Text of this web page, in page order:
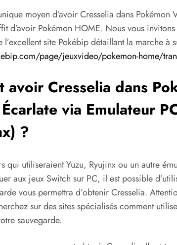
moyen d’avoir Cresselia dans Pokémon
d’avoir Pokémon HOME. Nous vous
l’excellent site Pokébip détaillant la marche à
page/jeuxvideo/pokemon-home/
avoir Cresselia dans
via Emulateur
?
qui utiliseraient Yuzu, Ryujinx ou un autre
aux jeux Switch sur PC, il est possible
vous permettra d’obtenir Cresselia.
sur des sites spécialisés comment
sauvegarde.